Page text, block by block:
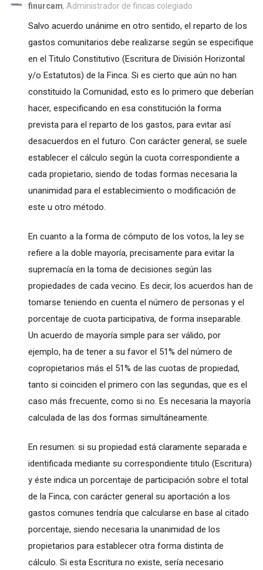
finurcam, Administrador de fincas colegiado
Salvo acuerdo unánime en otro sentido, el reparto de los
gastos comunitarios debe realizarse según se especifique
en el Titulo Constitutivo (Escritura de División Horizontal
y/o Estatutos) de la Finca. Si es cierto que aún no han
constituido la Comunidad, esto es lo primero que deberían
hacer, especificando en esa constitución la forma
prevista para el reparto de los gastos, para evitar así
desacuerdos en el futuro. Con carácter general, se suele
establecer el cálculo según la cuota correspondiente a
cada propietario, siendo de todas formas necesaria la
unanimidad para el establecimiento o modificación de
este u otro método.
En cuanto a la forma de cómputo de los votos, la ley se
refiere a la doble mayoría, precisamente para evitar la
supremacía en la toma de decisiones según las
propiedades de cada vecino. Es decir, los acuerdos han de
tomarse teniendo en cuenta el número de personas y el
porcentaje de cuota participativa, de forma inseparable.
Un acuerdo de mayoría simple para ser válido, por
ejemplo, ha de tener a su favor el 51% del número de
copropietarios más el 51% de las cuotas de propiedad,
tanto si coinciden el primero con las segundas, que es el
caso más frecuente, como si no. Es necesaria la mayoría
calculada de las dos formas simultáneamente.
En resumen: si su propiedad está claramente separada e
identificada mediante su correspondiente titulo (Escritura)
y éste indica un porcentaje de participación sobre el total
de la Finca, con carácter general su aportación a los
gastos comunes tendría que calcularse en base al citado
porcentaje, siendo necesaria la unanimidad de los
propietarios para establecer otra forma distinta de
cálculo. Si esta Escritura no existe, sería necesario